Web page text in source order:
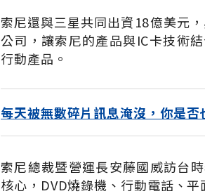
索尼還與三星共同出資18億美元
公司，讓索尼的產品與IC卡技術
行動產品。
每天被無數碎片訊息淹沒，你是
索尼總裁暨營運長安藤國威訪台
核心，DVD燒錄機、行動電話、